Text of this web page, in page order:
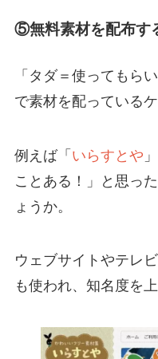
⑤無料素材を配布す
「タダ＝使ってもら
で素材を配っている
例えば「 いらすとや
ことある！」と思っ
ょうか。
ウェブサイトやテレ
も使われ、知名度を